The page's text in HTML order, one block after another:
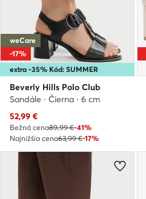
extra -35% Kód: SUMMER
weCare
-17%
Beverly Hills Polo Club
Sandále · Čierna · 6 cm
Aktuálna cena
52,99 €
Bežná cena89,99 €-41%
Najnižšia cena63,99 €-17%